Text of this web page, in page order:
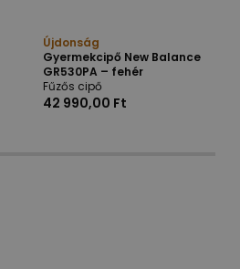
Újdonság
Gyermekcipő New Balance
GR530PA – fehér
Fűzős cipő
42 990,00 Ft